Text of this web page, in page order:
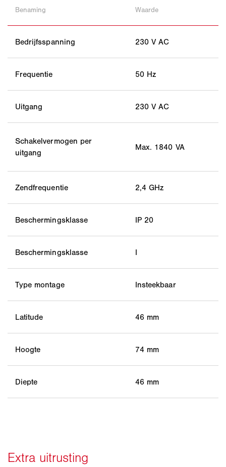
Benaming Waarde
Bedrijfsspanning 230 V AC
Frequentie 50 Hz
Uitgang 230 V AC
Schakelvermogen per
uitgang
Max. 1840 VA
Zendfrequentie 2,4 GHz
Beschermingsklasse IP 20
Beschermingsklasse I
Type montage Insteekbaar
Latitude 46 mm
Hoogte 74 mm
Diepte 46 mm